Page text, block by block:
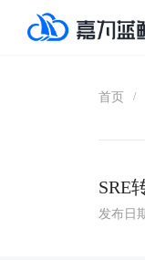
首页 /
SRE
发布日